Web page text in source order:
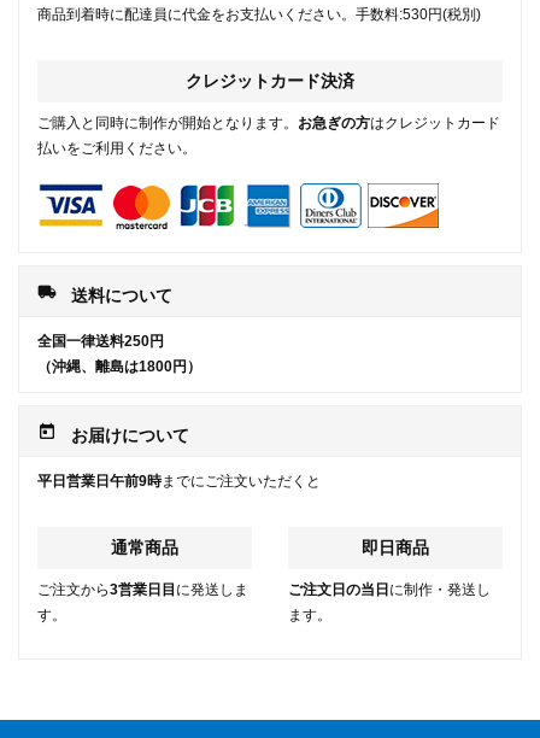
商品到着時に配達員に代金をお支払いください。手数料:530円(税別)
クレジットカード決済
ご購入と同時に制作が開始となります。 お急ぎの方はクレジットカード
払いをご利用ください。
local_shipping 送料について
全国一律送料250円
（沖縄、離島は1800円）
today お届けについて
平日営業日午前9時までにご注文いただくと
通常商品
ご注文から3営業日目 に発送しま
す。
即日商品
ご注文日の当日 に制作・発送し
ます。